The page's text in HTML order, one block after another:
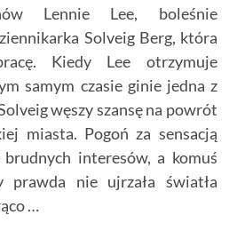
Lennie Lee, boleśnie
Solveig Berg, która
Kiedy Lee otrzymuje
samym czasie ginie jedna z
węszy szansę na powrót
miasta. Pogoń za sensacją
interesów, a komuś
prawda nie ujrzała światła
…